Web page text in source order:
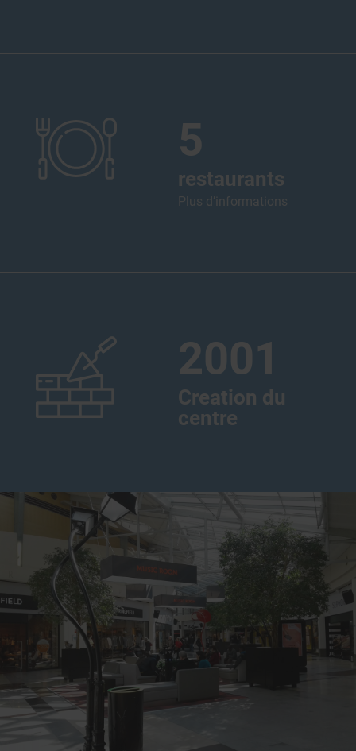
5
restaurants
Plus d’informations
2001
Creation du
centre